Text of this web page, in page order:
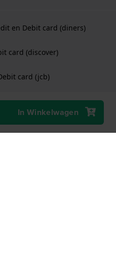
In Winkelwagen